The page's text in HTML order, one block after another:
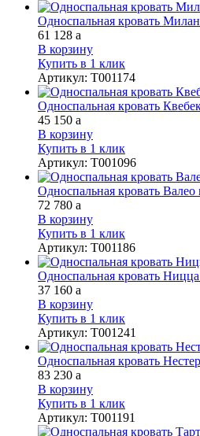
Односпальная кровать
61 128 a
В корзину
Купить в 1 клик
Артикул: Т001174
Односпальная кровать
45 150 a
В корзину
Купить в 1 клик
Артикул: Т001096
Односпальная кровать Валео
72 780 a
В корзину
Купить в 1 клик
Артикул: Т001186
Односпальная кровать
37 160 a
В корзину
Купить в 1 клик
Артикул: Т001241
Односпальная кровать
83 230 a
В корзину
Купить в 1 клик
Артикул: Т001191